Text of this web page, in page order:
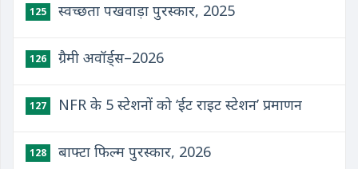
125 स्वच्छता पखवाड़ा पुरस्कार, 2025
126 ग्रैमी अवॉर्ड्स–2026
127 NFR के 5 स्टेशनों को ‘ईट राइट स्टेशन’ प्रमाणन
128 बाफ्टा फिल्म पुरस्कार, 2026